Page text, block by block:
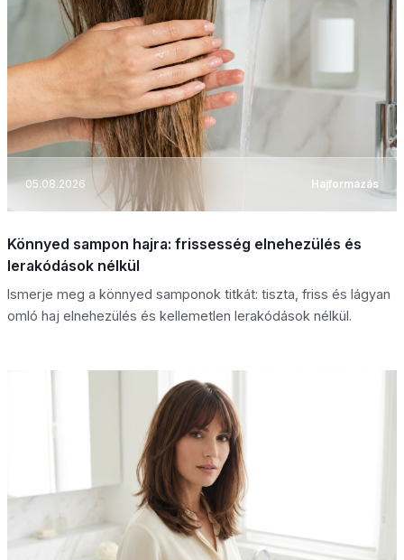
05.08.2026 Hajformázás
Könnyed sampon hajra: frissesség elnehezülés és
lerakódások nélkül
Ismerje meg a könnyed samponok titkát: tiszta, friss és lágyan
omló haj elnehezülés és kellemetlen lerakódások nélkül.